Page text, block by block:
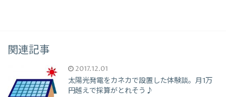
関連記事
2017.12.01
太陽光発電をカネカで設置した体験談。月1万
円越えで採算がとれそう♪